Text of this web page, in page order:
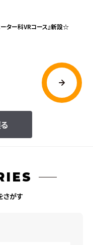
ター科VRコース』新設☆
さがす